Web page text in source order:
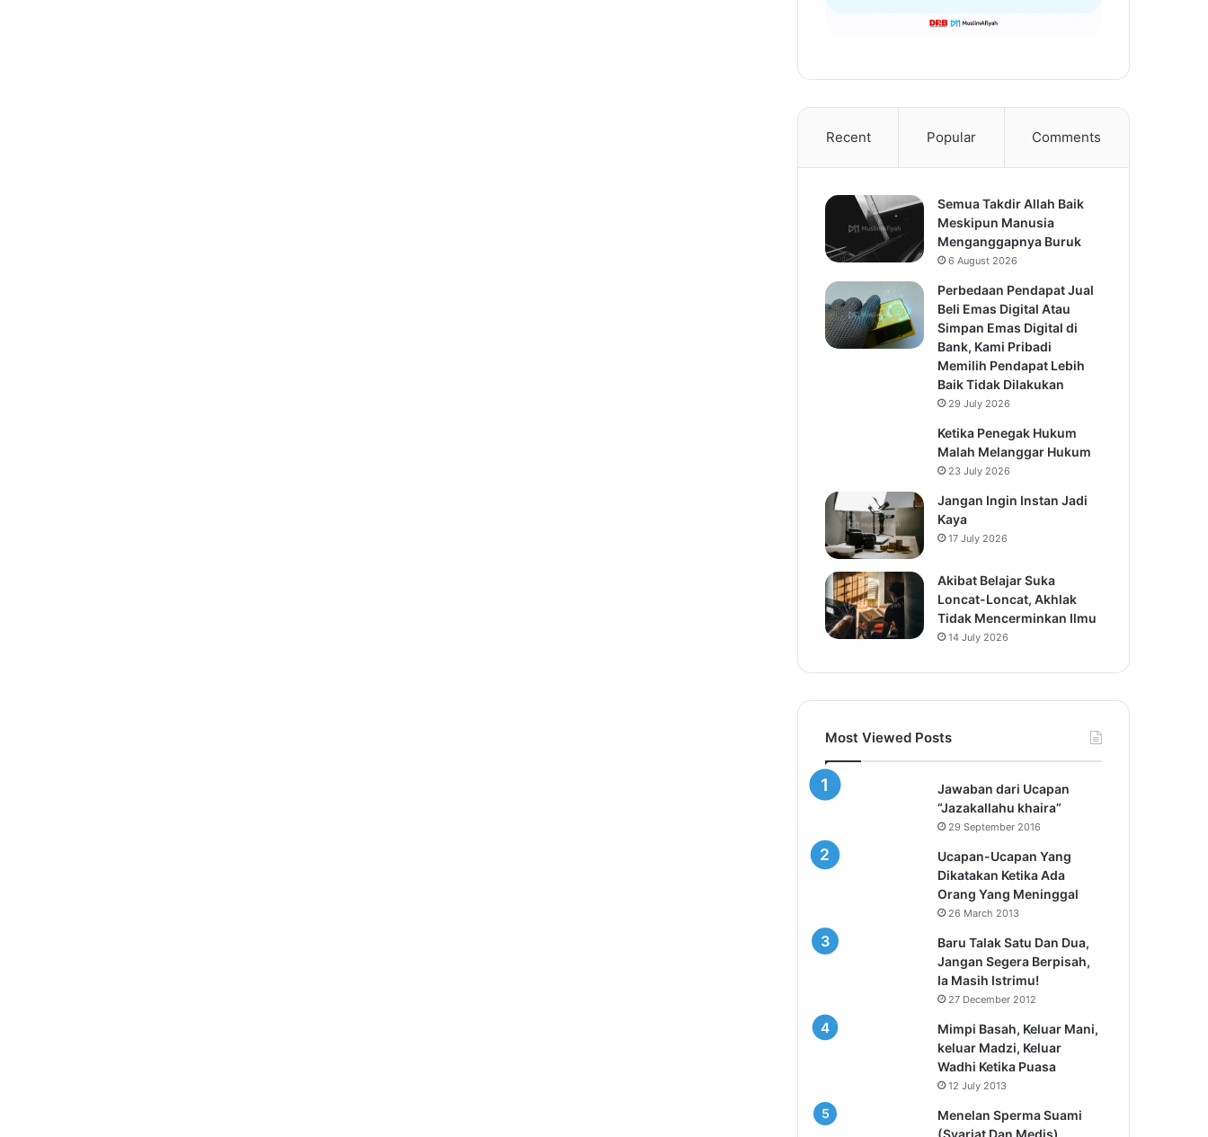
Recent Popular Comments
Semua Takdir Allah Baik
Meskipun Manusia
Menganggapnya Buruk
6 August 2026
Perbedaan Pendapat Jual
Beli Emas Digital Atau
Simpan Emas Digital di
Bank, Kami Pribadi
Memilih Pendapat Lebih
Baik Tidak Dilakukan
29 July 2026
Ketika Penegak Hukum
Malah Melanggar Hukum
23 July 2026
Jangan Ingin Instan Jadi
Kaya
17 July 2026
Akibat Belajar Suka
Loncat-Loncat, Akhlak
Tidak Mencerminkan Ilmu
14 July 2026
Most Viewed Posts
Jawaban dari Ucapan
“Jazakallahu khaira”
29 September 2016
Ucapan-Ucapan Yang
Dikatakan Ketika Ada
Orang Yang Meninggal
26 March 2013
Baru Talak Satu Dan Dua,
Jangan Segera Berpisah,
Ia Masih Istrimu!
27 December 2012
Mimpi Basah, Keluar Mani,
keluar Madzi, Keluar
Wadhi Ketika Puasa
12 July 2013
Menelan Sperma Suami